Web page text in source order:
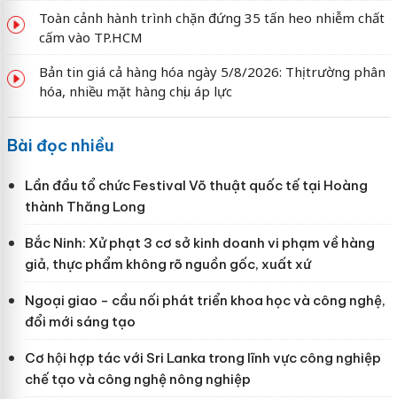
Toàn cảnh hành trình chặn đứng 35 tấn heo nhiễm chất
cấm vào TP.HCM
Bản tin giá cả hàng hóa ngày 5/8/2026: Thị trường phân
hóa, nhiều mặt hàng chịu áp lực
Bài đọc nhiều
Lần đầu tổ chức Festival Võ thuật quốc tế tại Hoàng
thành Thăng Long
Bắc Ninh: Xử phạt 3 cơ sở kinh doanh vi phạm về hàng
giả, thực phẩm không rõ nguồn gốc, xuất xứ
Ngoại giao - cầu nối phát triển khoa học và công nghệ,
đổi mới sáng tạo
Cơ hội hợp tác với Sri Lanka trong lĩnh vực công nghiệp
chế tạo và công nghệ nông nghiệp